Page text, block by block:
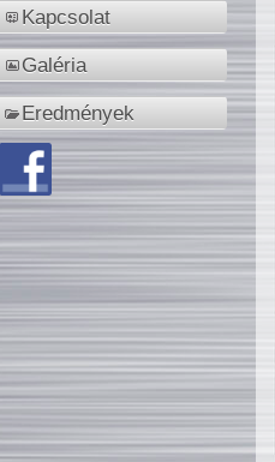
Kapcsolat
Galéria
Eredmények